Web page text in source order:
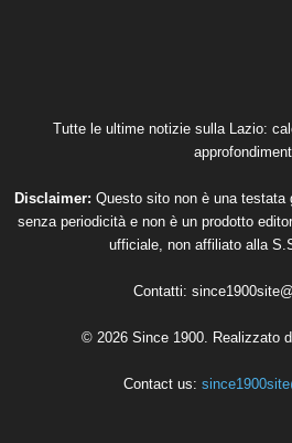
Tutte le ultime notizie sulla Lazio:
Disclaimer: Questo sito non è una testata
senza periodicità e non è un prodotto
ufficiale, non affiliato alla
Contatti:
© 2026 Since 1900. Realizzato
Contact us: